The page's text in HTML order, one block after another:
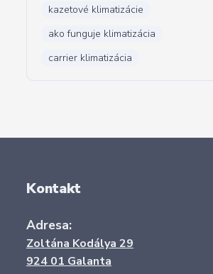
kazetové klimatizácie
ako funguje klimatizácia
carrier klimatizácia
Kontakt
Adresa:
Zoltána Kodálya 29
924 01 Galanta